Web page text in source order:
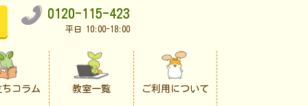
0120-115-423
平日 10:00-18:00
コラム 教室一覧 ご利用について